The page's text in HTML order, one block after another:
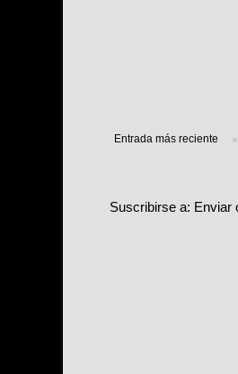
Entrada más reciente
Suscribirse a: Enviar